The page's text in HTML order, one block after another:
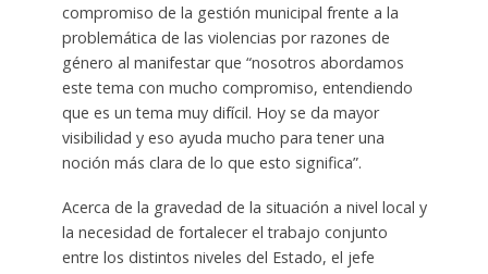
compromiso de la gestión municipal frente a la
problemática de las violencias por razones de
género al manifestar que “nosotros abordamos
este tema con mucho compromiso, entendiendo
que es un tema muy difícil. Hoy se da mayor
visibilidad y eso ayuda mucho para tener una
noción más clara de lo que esto significa”.
Acerca de la gravedad de la situación a nivel local y
la necesidad de fortalecer el trabajo conjunto
entre los distintos niveles del Estado, el jefe